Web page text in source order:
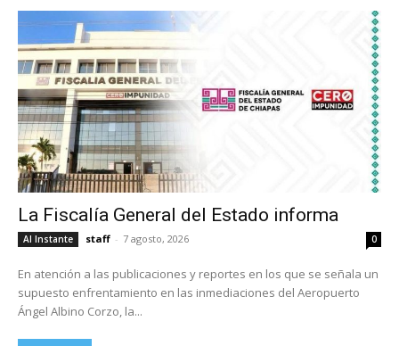
La Fiscalía General del Estado informa
Al Instante staff - 7 agosto, 2026 0
En atención a las publicaciones y reportes en los que se señala un
supuesto enfrentamiento en las inmediaciones del Aeropuerto
Ángel Albino Corzo, la...